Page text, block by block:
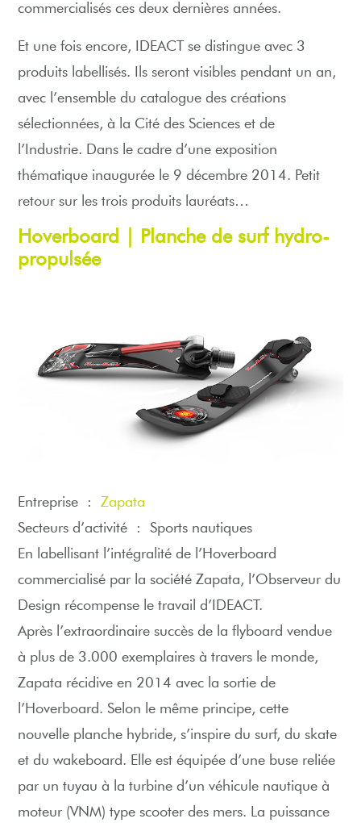
commercialisés ces deux dernières années.
Et une fois encore, IDEACT se distingue avec 3
produits labellisés. Ils seront visibles pendant un an,
avec l’ensemble du catalogue des créations
sélectionnées, à la Cité des Sciences et de
l’Industrie. Dans le cadre d’une exposition
thématique inaugurée le 9 décembre 2014. Petit
retour sur les trois produits lauréats…
Hoverboard
Planche de surf hydro-
propulsée
Entreprise :
Zapata
Secteurs d’activité :
Sports nautiques
En labellisant l’intégralité de l’Hoverboard
commercialisé par la société Zapata, l’Observeur du
Design récompense le travail d’IDEACT.
Après l’extraordinaire succès de la flyboard vendue
à plus de 3.000 exemplaires à travers le monde,
Zapata récidive en 2014 avec la sortie de
l’Hoverboard. Selon le même principe, cette
nouvelle planche hybride, s’inspire du surf, du skate
et du wakeboard. Elle est équipée d’une buse reliée
par un tuyau à la turbine d’un véhicule nautique à
moteur (VNM) type scooter des mers. La puissance